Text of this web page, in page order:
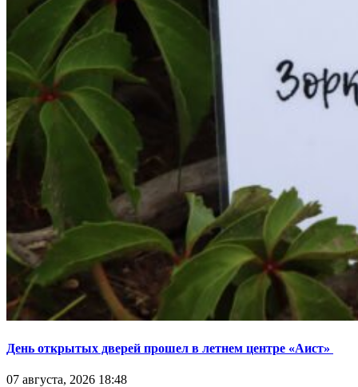
День открытых дверей прошел в летнем центре «Аист»
07 августа, 2026 18:48